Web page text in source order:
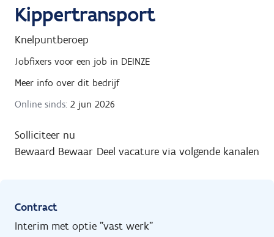
Kippertransport
Knelpuntberoep
Jobfixers voor een job in DEINZE
Meer info over dit bedrijf
Online sinds: 2 jun 2026
Solliciteer nu
Bewaard Bewaar Deel vacature via volgende kanalen
Contract
Interim met optie "vast werk"